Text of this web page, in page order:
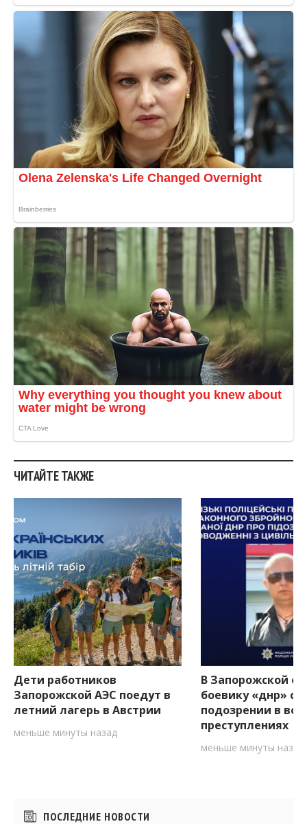
ЧИТАЙТЕ ТАКЖЕ
Дети работников
Запорожской АЭС поедут в
летний лагерь в Австрии
меньше минуты назад
В Запорожской
боевику «днр»
подозрении в
преступлениях
меньше минуты назад
Боковые
ПОСЛЕДНИЕ НОВОСТИ